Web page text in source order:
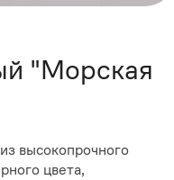
"Морская
высокопрочного
цвета,